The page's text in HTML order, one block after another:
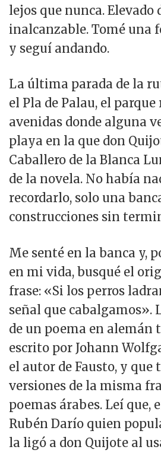
lejos que nunca. Elevado
inalcanzable. Tomé una
y seguí andando.
La última parada de la
el Pla de Palau, el parque
avenidas donde alguna
playa en la que don
Caballero de la Blanca
de la novela. No había
recordarlo, solo una
construcciones sin
Me senté en la banca y,
en mi vida, busqué el
frase: «Si los perros
señal que cabalgamos».
de un poema en alemán
escrito por Johann
el autor de Fausto, y que
versiones de la misma
poemas árabes. Leí que,
Rubén Darío quien
la ligó a don Quijote al